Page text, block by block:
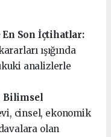
En Son İçtihatlar:
ışığında
analizlerle
Bilimsel
cinsel, ekonomik
olan